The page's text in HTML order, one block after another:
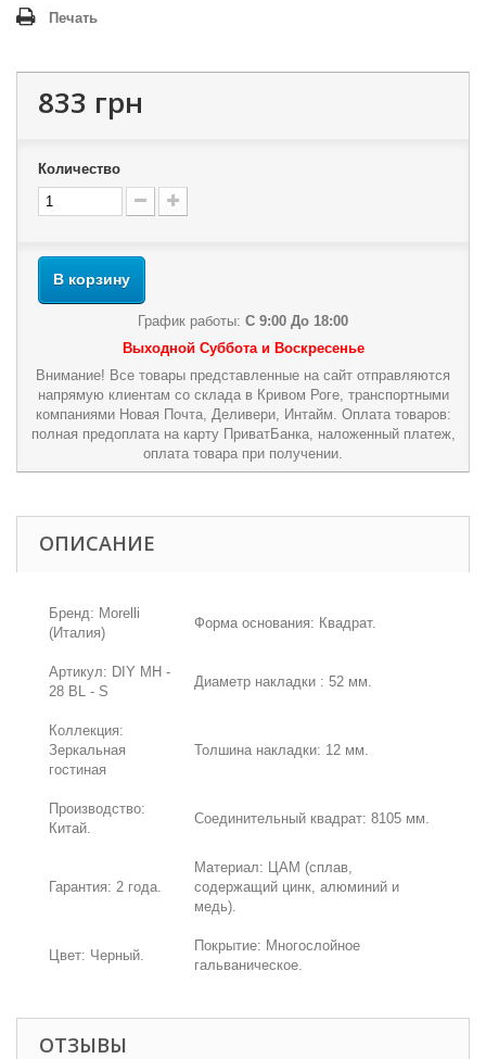
Печать
833 грн
Количество
В корзину
График работы: С 9:00 До 18:00
Выходной Суббота и Воскресенье
Внимание! Все товары представленные на сайт отправляются
напрямую клиентам со склада в Кривом Роге, транспортными
компаниями Новая Почта, Деливери, Интайм. Оплата товаров:
полная предоплата на карту ПриватБанка, наложенный платеж,
оплата товара при получении.
ОПИСАНИЕ
Бренд: Morelli
(Италия)
Форма основания: Квадрат.
Артикул: DIY MH -
28 BL - S
Диаметр накладки : 52 мм.
Коллекция:
Зеркальная
гостиная
Толшина накладки: 12 мм.
Производство:
Китай.
Соединительный квадрат: 8105 мм.
Гарантия: 2 года.
Материал: ЦАМ (сплав,
содержащий цинк, алюминий и
медь).
Цвет: Черный.
Покрытие: Многослойное
гальваническое.
ОТЗЫВЫ